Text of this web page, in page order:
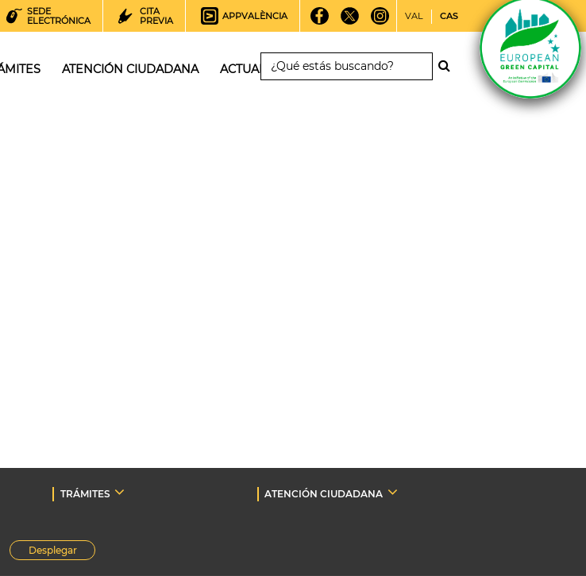
SEDE
ELECTRÓNICA
CITA
PREVIA
APPVALÈNCIA VAL CAS
ATENCIÓN CIUDADANA ACTUALIDAD
TRÁMITES
ATENCIÓN CIUDADANA
Desplegar